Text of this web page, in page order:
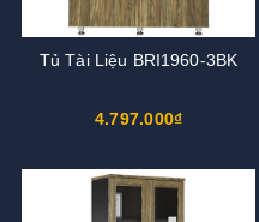
Tủ Tài Liệu BRI1960-3BK
4.797.000₫